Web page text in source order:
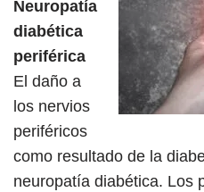
Neuropatía
diabética
periférica
El daño a
los nervios
periféricos
como resultado de la
neuropatía diabética. Los